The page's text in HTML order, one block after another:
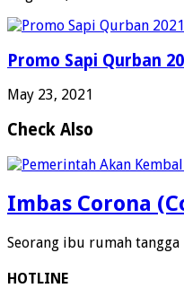
Promo Sapi Qurban
May 23, 2021
Check Also
Imbas Corona
Seorang ibu rumah
HOTLINE